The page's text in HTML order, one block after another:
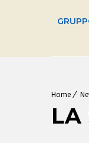
Home
LA